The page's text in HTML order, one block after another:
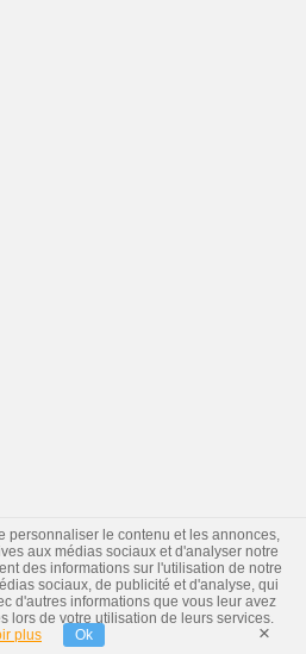
personnaliser le contenu et les annonces,
aux médias sociaux et d'analyser notre
des informations sur l'utilisation de notre
sociaux, de publicité et d'analyse, qui
d'autres informations que vous leur avez
lors de votre utilisation de leurs services.
plus
Ok ×